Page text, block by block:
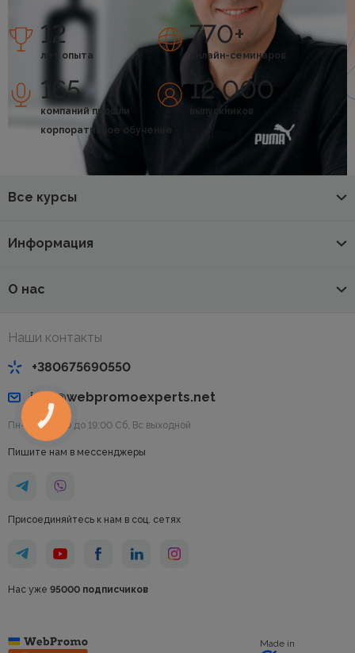
12
лет опыта
770+
онлайн-семинаров
165
компаний прошли
корпоративное обучение
12 000
выпускников
Все курсы
Информация
О нас
Наши контакты
+380675690550
info@webpromoexperts.net
Пн-Пт: с 9:00 до 19:00 Cб, Вс выходной
Пишите нам в мессенджеры
Присоединяйтесь к нам в соц. сетях
Нас уже 95000 подписчиков
Made in
КНОПКА
СВЯЗИ